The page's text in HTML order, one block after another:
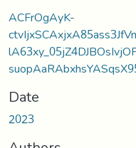
ACFrOgAyK-
Date
2023